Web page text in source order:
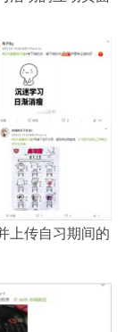
上传自习期间的